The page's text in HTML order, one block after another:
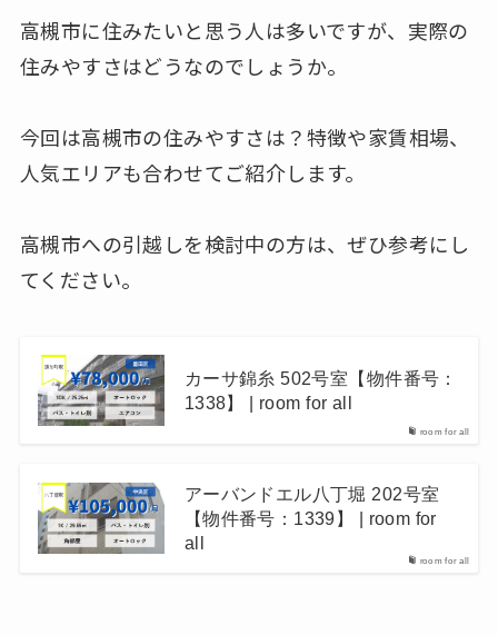
高槻市に住みたいと思う人は多いですが、実際の
住みやすさはどうなのでしょうか。
今回は高槻市の住みやすさは？特徴や家賃相場、
人気エリアも合わせてご紹介します。
高槻市への引越しを検討中の方は、ぜひ参考にし
てください。
room for all
カーサ錦糸 502号室【物件番号：
1338】 | room for all
room for all
アーバンドエル八丁堀 202号室
【物件番号：1339】 | room for
all